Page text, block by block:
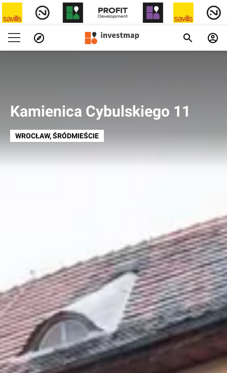
Kamienica Cybulskiego 11
WROCŁAW, ŚRÓDMIEŚCIE